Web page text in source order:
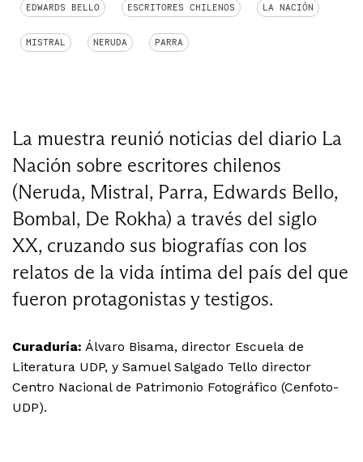
EDWARDS BELLO ESCRITORES CHILENOS LA NACIÓN
MISTRAL NERUDA PARRA
La muestra reunió noticias del diario La
Nación sobre escritores chilenos
(Neruda, Mistral, Parra, Edwards Bello,
Bombal, De Rokha) a través del siglo
XX, cruzando sus biografías con los
relatos de la vida íntima del país del que
fueron protagonistas y testigos.
Curaduría: Álvaro Bisama, director Escuela de
Literatura UDP, y Samuel Salgado Tello director
Centro Nacional de Patrimonio Fotográfico (Cenfoto-
UDP).